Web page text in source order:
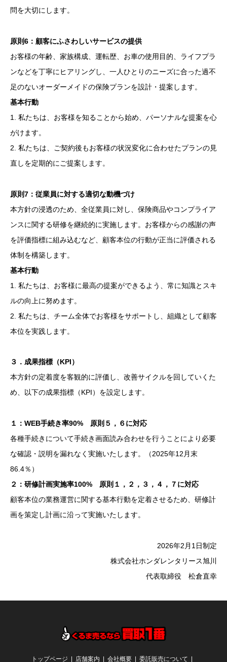
問を大切にします。
原則6：顧客にふさわしいサービスの提供
お客様の年齢、家族構成、運転歴、お車の使用目的、ライフプラ
ンなどを丁寧にヒアリングし、一人ひとりのニーズに合った過不
足のないオーダーメイドの保険プランを設計・提案します。
基本行動
1. 私たちは、お客様を知ることから始め、パーソナルな提案を心
がけます。
2. 私たちは、ご契約後もお客様の状況変化に合わせたプランの見
直しを定期的にご提案します。
原則7：従業員に対する適切な動機づけ
本方針の浸透のため、全従業員に対し、保険商品やコンプライア
ンスに関する研修を継続的に実施します。お客様からの感謝の声
を評価指標に組み込むなど、顧客本位の行動が正当に評価される
体制を構築します。
基本行動
1. 私たちは、お客様に最高の提案ができるよう、常に知識とスキ
ルの向上に努めます。
2. 私たちは、チーム全体でお客様をサポートし、組織として顧客
本位を実践します。
３．成果指標（KPI）
本方針の定着度を客観的に評価し、改善サイクルを回していくた
め、以下の成果指標（KPI）を設定します。
１：WEB手続き率90% 原則５，６に対応
各種手続きについて手続き画面読み合わせを行うことにより必要
な確認・説明を漏れなく実施いたします。（2025年12月末
86.4％）
２：研修計画実施率100% 原則１，２，３，４，７に対応
顧客本位の業務運営に関する基本行動を定着させるため、研修計
画を策定し計画に沿って実施いたします。
2026年2月1日制定
株式会社ホンダレンタリース旭川
代表取締役 松倉直幸
トップページ 店舗案内 会社概要 委託販売について